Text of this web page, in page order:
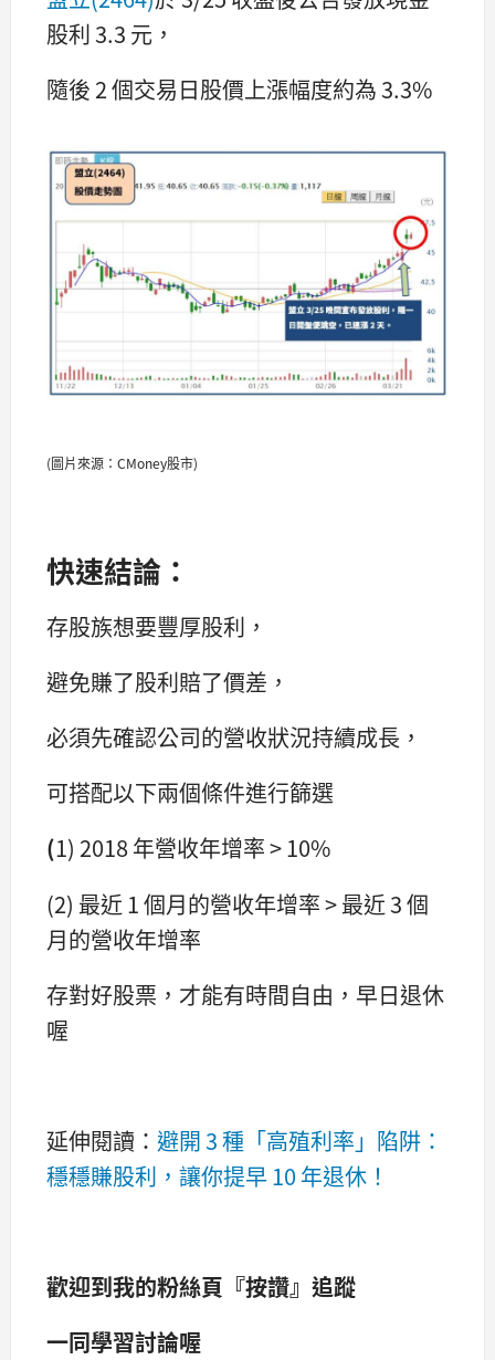
股利 3.3 元，
隨後 2 個交易日股價上漲幅度約為 3.3%
(圖片來源：CMoney股市)
快速結論：
存股族想要豐厚股利，
避免賺了股利賠了價差，
必須先確認公司的營收狀況持續成長，
可搭配以下兩個條件進行篩選
(1) 2018 年營收年增率 > 10%
(2) 最近 1 個月的營收年增率 > 最近 3 個
月的營收年增率
存對好股票，才能有時間自由，早日退休
喔
延伸閱讀： 避開 3 種「高殖利率」陷阱：
穩穩賺股利，讓你提早 10 年退休！
歡迎到我的粉絲頁『按讚』追蹤
一同學習討論喔